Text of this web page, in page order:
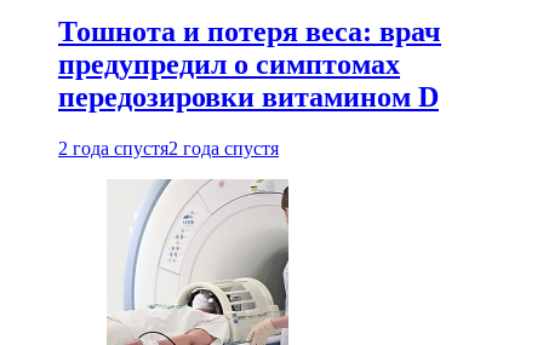
Тошнота и потеря веса: врач
предупредил о симптомах
передозировки витамином D
2 года спустя2 года спустя